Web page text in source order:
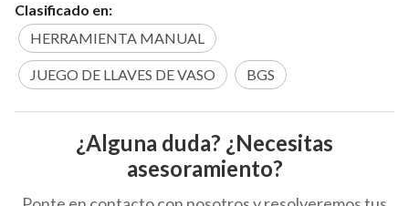
Clasificado en:
HERRAMIENTA MANUAL
JUEGO DE LLAVES DE VASO BGS
¿Alguna duda? ¿Necesitas
asesoramiento?